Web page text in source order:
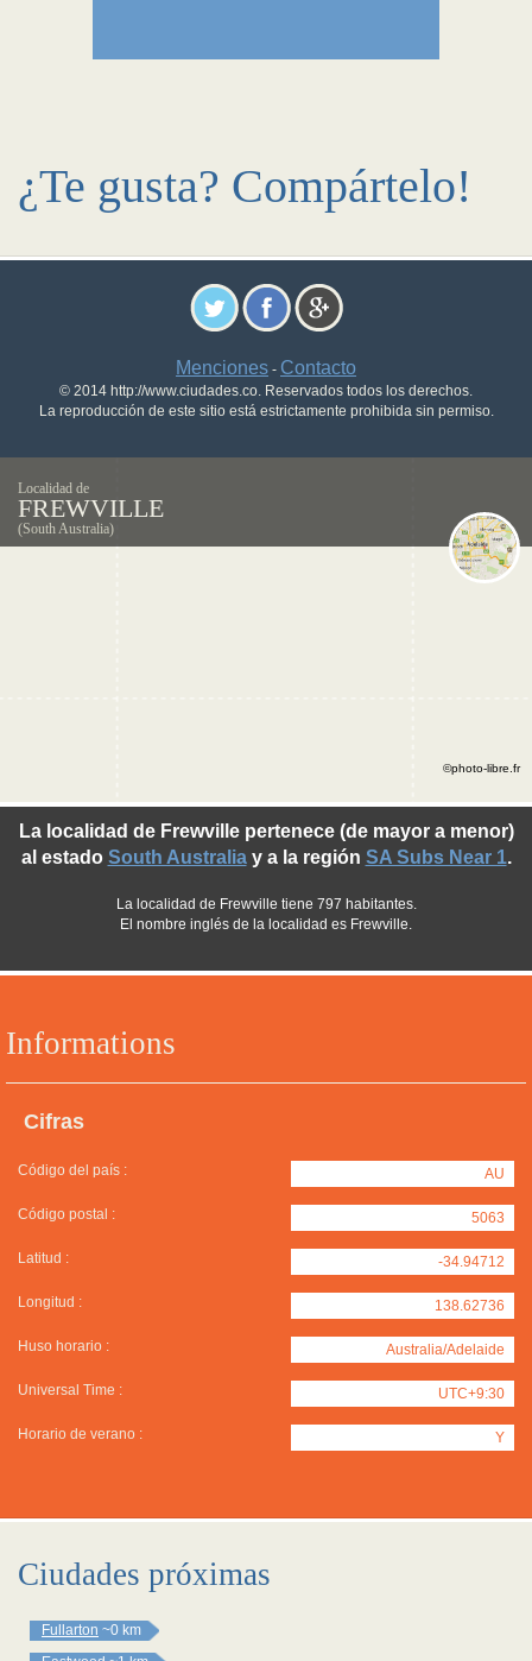
¿Te gusta? Compártelo!
Menciones - Contacto
© 2014 http://www.ciudades.co. Reservados todos los derechos.
La reproducción de este sitio está estrictamente prohibida sin permiso.
Localidad de
FREWVILLE
(South Australia)
Informations
Cifras
Código del país : AU
Código postal : 5063
Latitud : -34.94712
Longitud : 138.62736
Huso horario : Australia/Adelaide
Universal Time : UTC+9:30
Horario de verano : Y
La localidad de Frewville pertenece (de mayor a menor)
al estado South Australiay a la región SA Subs Near 1.
La localidad de Frewville tiene 797 habitantes.
El nombre inglés de la localidad es Frewville.
©photo-libre.fr
Ciudades próximas
Fullarton ~0 km